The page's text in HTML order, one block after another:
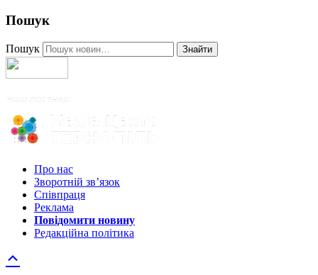
Пошук
Пошук Знайти
Про нас
Зворотній зв’язок
Співпраця
Реклама
Повідомити новину
Редакційна політика